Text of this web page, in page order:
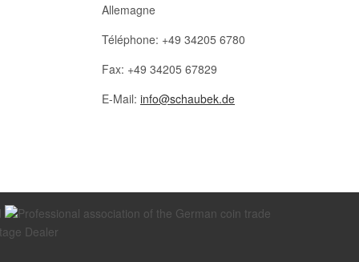
Allemagne
Téléphone: +49 34205 6780
Fax: +49 34205 67829
E-Mail: info@schaubek.de